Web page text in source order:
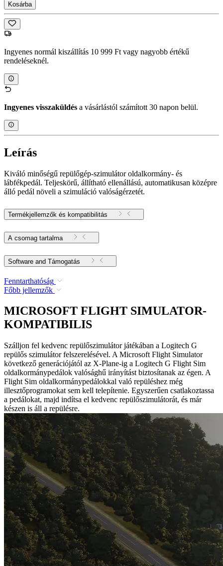
Kosárba
Ingyenes normál kiszállítás 10 999 Ft vagy nagyobb értékű
rendeléseknél.
Ingyenes visszaküldés a vásárlástól számított 30 napon belül.
Leírás
Kiváló minőségű repülőgép-szimulátor oldalkormány- és
lábfékpedál. Teljeskörű, állítható ellenállású, automatikusan középre
álló pedál növeli a szimuláció valóságérzetét.
Termékjellemzők és kompatibilitás
A csomag tartalma
Software and Támogatás
Fenntarthatóság
Főbb jellemzők
MICROSOFT FLIGHT SIMULATOR-
KOMPATIBILIS
Szálljon fel kedvenc repülőszimulátor játékában a Logitech G
repülős szimulátor felszerelésével. A Microsoft Flight Simulator
következő generációjától az X-Plane-ig a Logitech G Flight Sim
oldalkormánypedálok valósághű irányítást biztosítanak az égen. A
Flight Sim oldalkormánypedálokkal való repüléshez még
illesztőprogramokat sem kell telepítenie. Egyszerűen csatlakoztassa
a pedálokat, majd indítsa el kedvenc repülőszimulátorát, és már
készen is áll a repülésre.